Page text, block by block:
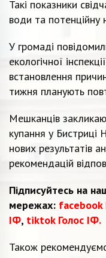
Такі показники
води та потенційну
У громаді
екологічної
встановлення
тижня планують
Мешканців
купання у Бистриці
нових результатів
рекомендацій
Підписуйтесь на
мережах: facebook
ІФ, tiktok Голос ІФ.
Також